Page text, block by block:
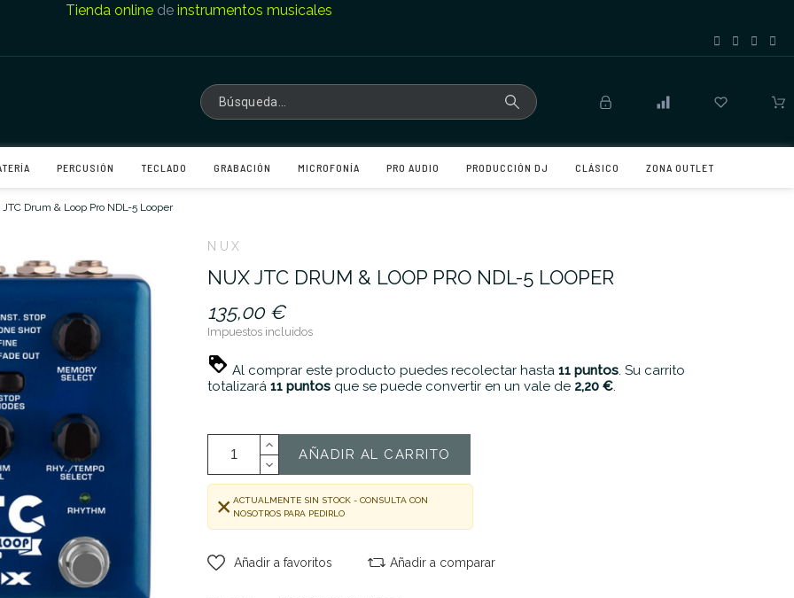
Tienda onlinede instrumentos musicales
PERCUSIÓN TECLADO GRABACIÓN MICROFONÍA PRO AUDIO PRODUCCIÓN DJ CLÁSICO ZONA OUTLET
Drum & Loop Pro NDL-5 Looper
NUX
NUX JTC DRUM & LOOP PRO NDL-5 LOOPER
135,00 €
Impuestos incluidos
Al comprar este producto puedes recolectar hasta 11 puntos. Su carrito
totalizará 11 puntos que se puede convertir en un vale de 2,20 €.
AÑADIR AL CARRITO
ACTUALMENTE SIN STOCK - CONSULTA CON
NOSOTROS PARA PEDIRLO
Añadir a favoritos Añadir a comparar